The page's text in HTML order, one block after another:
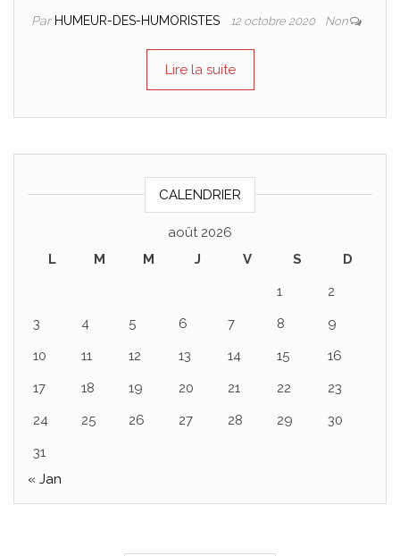
Par HUMEUR-DES-HUMORISTES 12 octobre 2020 Non
Lire la suite
CALENDRIER
août 2026
L
M M J V S
D
1
2
3
4 5 6 7 8
9
10
11 12 13 14 15
16
17
18 19 20 21 22
23
24
25 26 27 28 29
30
31
« Jan